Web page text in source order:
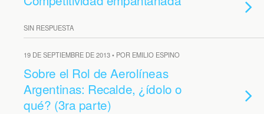
SIN RESPUESTA
19 DE SEPTIEMBRE DE 2013 • POR EMILIO ESPINO
Sobre el Rol de Aerolíneas
Argentinas: Recalde, ¿ídolo o
qué? (3ra parte)